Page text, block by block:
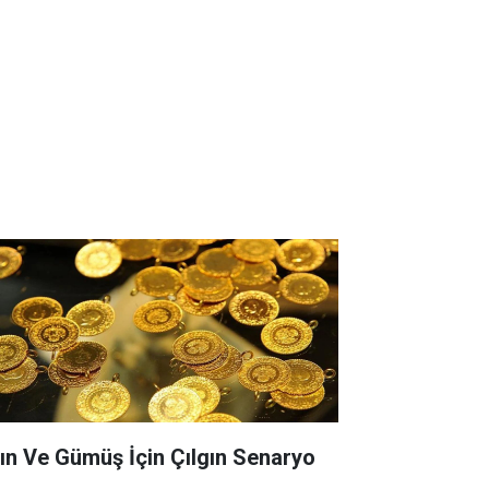
Ve Gümüş İçin Çılgın Senaryo